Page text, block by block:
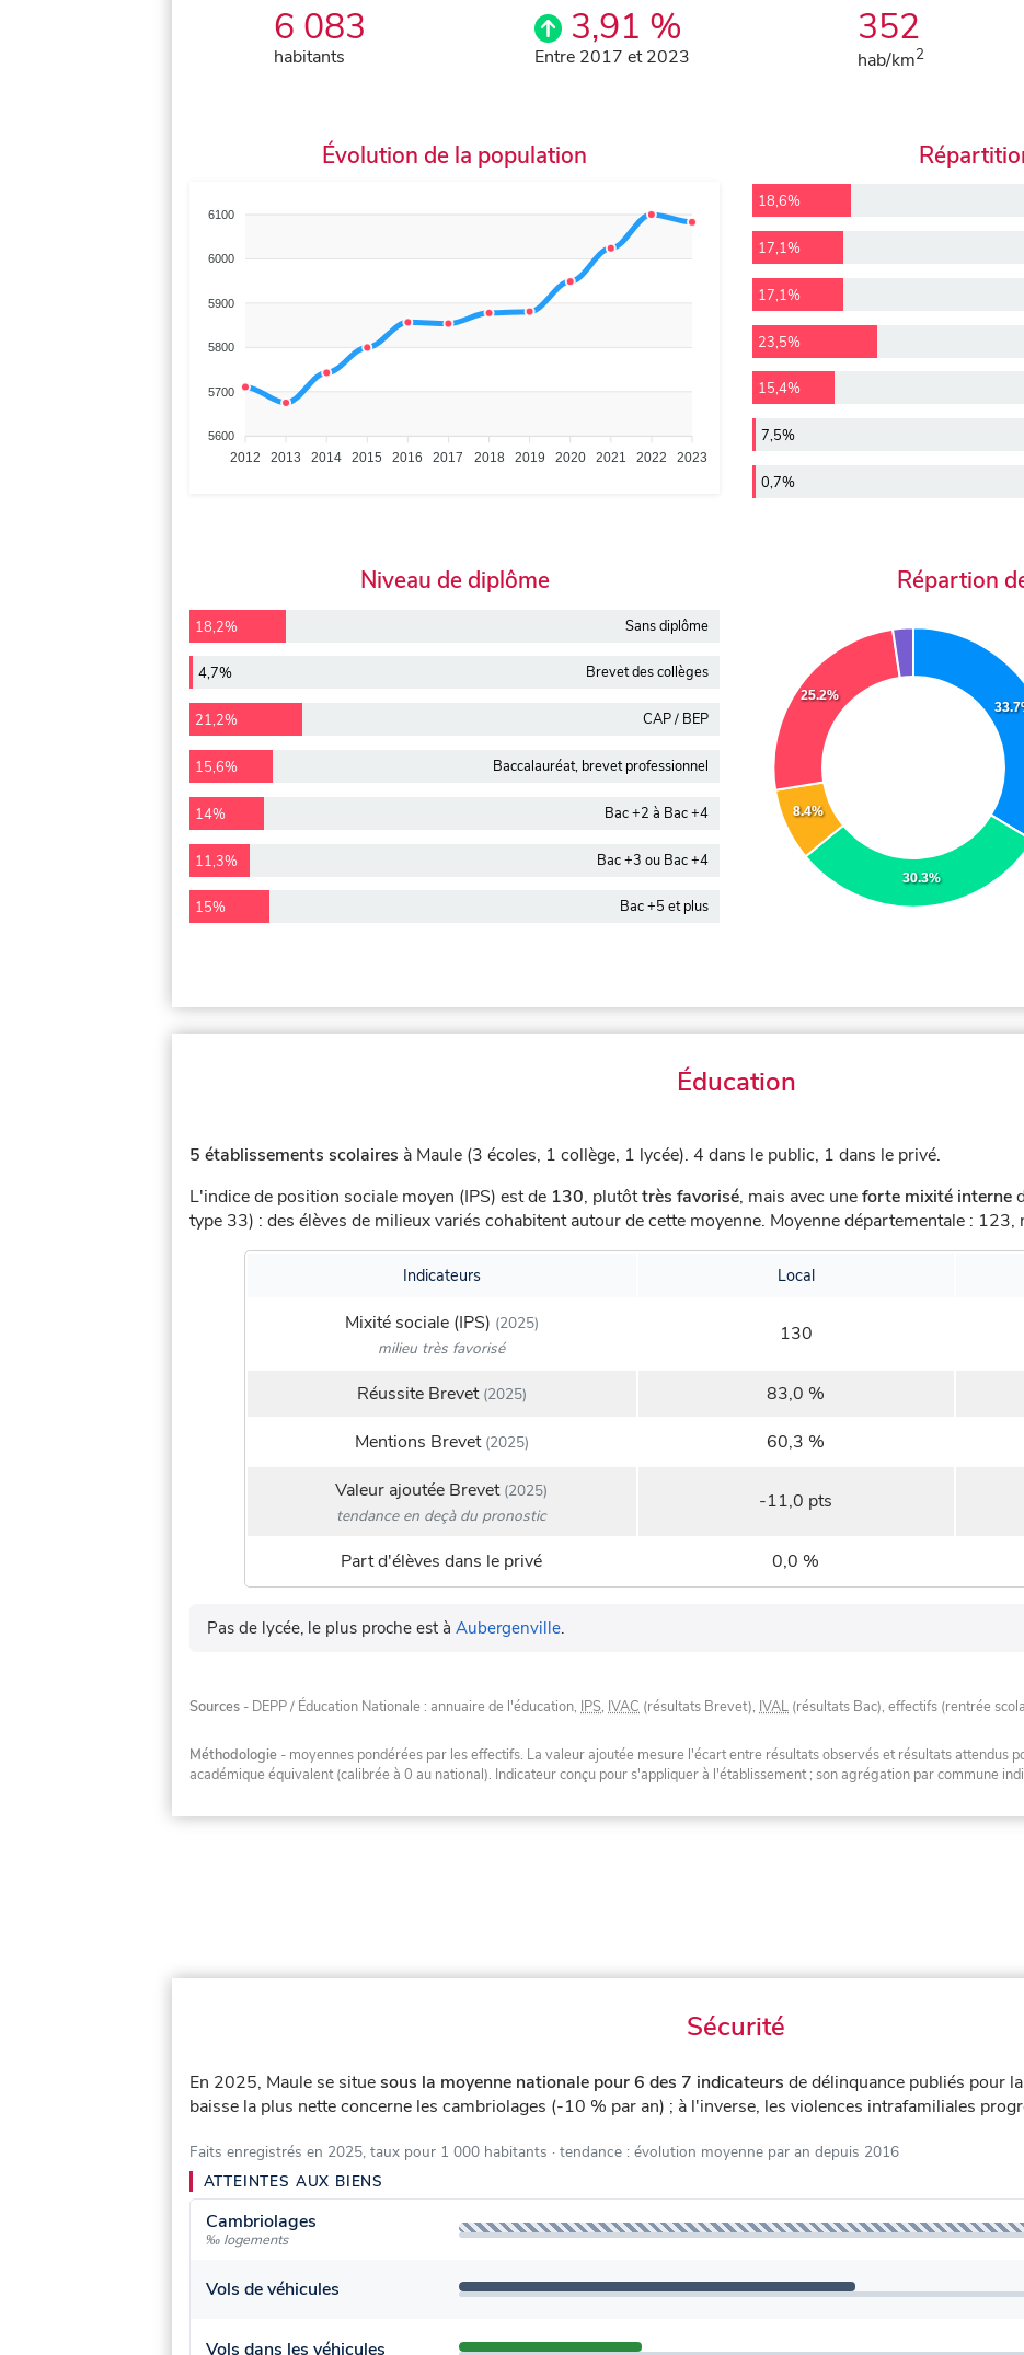
6 083
habitants
3,91 %
Entre 2017 et 2023
352
hab/km2
Évolution de la population
6100
6000
5900
5800
5700
5600
2012 2013 2014 2015 2016 2017 2018 2019 2020 2021 2022 2023
18,6%
17,1%
17,1%
23,5%
15,4%
7,5%
0,7%
Niveau de diplôme
18,2% Sans diplôme
4,7% Brevet des collèges
21,2% CAP / BEP
15,6% Baccalauréat, brevet professionnel
14% Bac +2 à Bac +4
11,3% Bac +3 ou Bac +4
15% Bac +5 et plus
Répartion
30.3%
8.4%
25.2%
Éducation
5 établissements scolaires à Maule (3 écoles, 1 collège, 1 lycée). 4 dans le public, 1 dans le privé.
L'indice de position sociale moyen (IPS) est de 130, plutôttrès favorisé, mais avec uneforte mixité interne
type 33) : des élèves de milieux variés cohabitent autour de cette moyenne. Moyenne départementale : 123,
Indicateurs Local
Mixité sociale (IPS) (2025)
milieu très favorisé
130
Réussite Brevet(2025) 83,0 %
Mentions Brevet(2025) 60,3 %
Valeur ajoutée Brevet(2025)
tendance en deçà du pronostic
-11,0 pts
Part d'élèves dans le privé 0,0 %
Pas de lycée, le plus proche est à Aubergenville.
Sources - DEPP / Éducation Nationale : annuaire de l'éducation, IPS, IVAC (résultats Brevet), IVAL (résultats Bac), effectifs (rentrée
Méthodologie - moyennes pondérées par les effectifs. La valeur ajoutée mesure l'écart entre résultats observés et résultats attendus
académique équivalent (calibrée à 0 au national). Indicateur conçu pour s'appliquer à l'établissement ; son agrégation par commune
Sécurité
En 2025, Maule se situesous la moyenne nationale pour 6 des 7 indicateurs de délinquance publiés pour
baisse la plus nette concerne les cambriolages (-10 % par an) ; à l'inverse, les violences intrafamiliales
Faits enregistrés en 2025, taux pour 1 000 habitants · tendance : évolution moyenne par an depuis 2016
ATTEINTES AUX BIENS
Cambriolages
‰ logements
Vols de véhicules
Vols dans les véhicules